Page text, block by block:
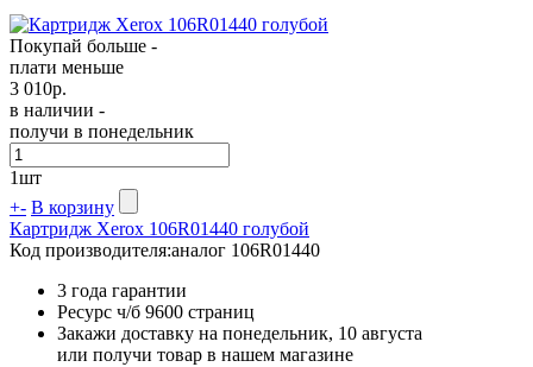
Покупай больше -
плати меньше
3 010р.
в наличии -
получи в понедельник
1шт
+- В корзину
Картридж Xerox 106R01440 голубой
Код производителя:аналог 106R01440
3 года гарантии
Ресурс ч/б 9600 страниц
Закажи доставку на понедельник, 10 августа
или получи товар в нашем магазине